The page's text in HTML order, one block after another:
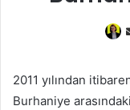
2011 yılından
Burhaniye